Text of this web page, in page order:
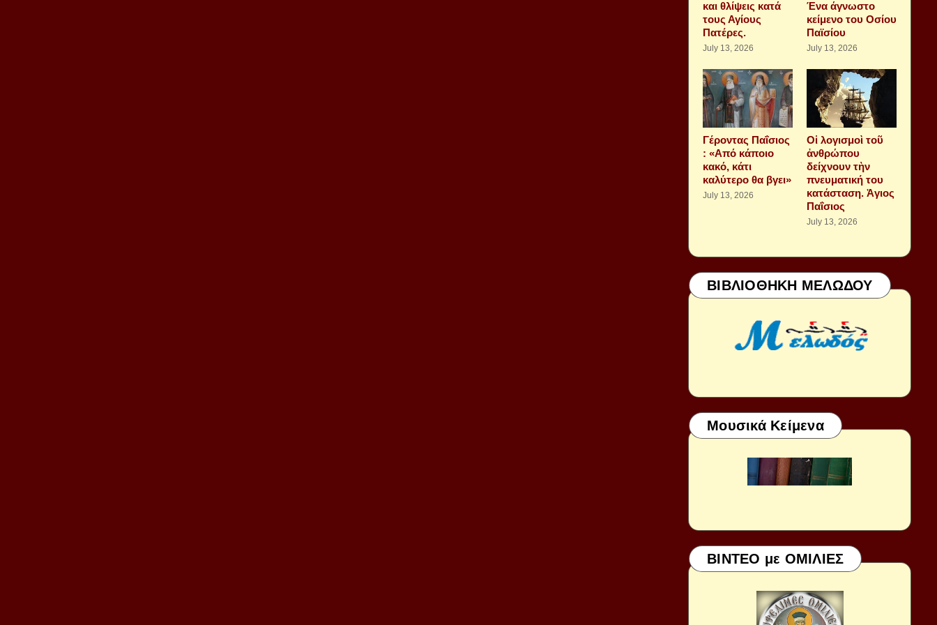
και θλίψεις κατά
τους Αγίους
Πατέρες.
July 13, 2026
Ένα άγνωστο
κείμενο του Οσίου
Παϊσίου
July 13, 2026
Γέροντας Παΐσιος
: «Από κάποιο
κακό, κάτι
καλύτερο θα βγει»
July 13, 2026
Οἱ λογισμοὶ τοῦ
ἀνθρώπου
δείχνουν τὴν
πνευματική του
κατάσταση. Ἁγιος
Παΐσιος
July 13, 2026
ΒΙΒΛΙΟΘΗΚΗ ΜΕΛΩΔΟΥ
Μουσικά Κείμενα
ΒΙΝΤΕΟ με ΟΜΙΛΙΕΣ